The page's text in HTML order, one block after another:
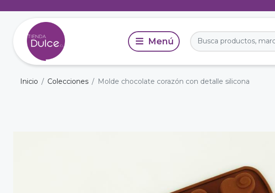
Inicio Colecciones Molde chocolate corazón con detalle silicona